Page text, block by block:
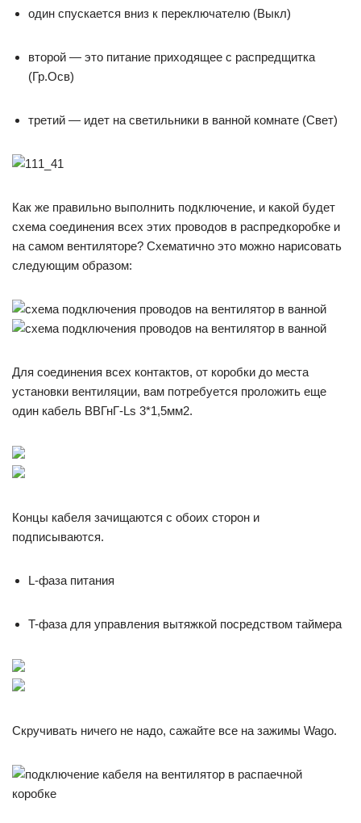
один спускается вниз к переключателю (Выкл)
второй — это питание приходящее с распредщитка
(Гр.Осв)
третий — идет на светильники в ванной комнате (Свет)
Как же правильно выполнить подключение, и какой будет
схема соединения всех этих проводов в распредкоробке и
на самом вентиляторе? Схематично это можно нарисовать
следующим образом:
Для соединения всех контактов, от коробки до места
установки вентиляции, вам потребуется проложить еще
один кабель ВВГнГ-Ls 3*1,5мм2.
Концы кабеля зачищаются с обоих сторон и
подписываются.
L-фаза питания
T-фаза для управления вытяжкой посредством таймера
Скручивать ничего не надо, сажайте все на зажимы Wago.